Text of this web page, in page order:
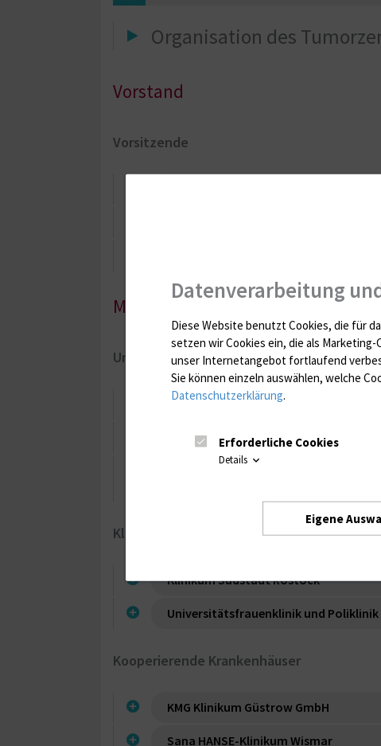
Organisation des
Vorstand
Vorsitzende
Mitglieder
Universitätsmedizin Rostock
Kliniken und Polikliniken
Institut für Pathologie
Klinikum Südstadt Rostock
Klinikum Südstadt Rostock
Universitätsfrauenklinik und Poliklinik
Kooperierende Krankenhäuser
KMG Klinikum Güstrow GmbH
Sana HANSE-Klinikum Wismar
Datenverarbeitung
Diese Website benutzt Cookies, die für
setzen wir Cookies ein, die als
unser Internetangebot fortlaufend
Sie können einzeln auswählen, welche
Datenschutzerklärung.
Erforderliche Cookies
Details
Eigene